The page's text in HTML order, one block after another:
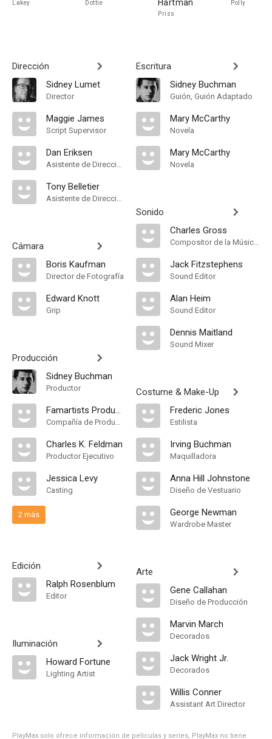
Lakey Dottie Hartman
Priss
Polly
Dirección
Sidney Lumet
Director
Maggie James
Script Supervisor
Dan Eriksen
Asistente de Dirección
Tony Belletier
Asistente de Dirección
Cámara
Boris Kaufman
Director de Fotografía
Edward Knott
Grip
Producción
Sidney Buchman
Productor
Famartists Productions S.A
Compañía de Produccion
Charles K. Feldman
Productor Ejecutivo
Jessica Levy
Casting
2 más
Edición
Ralph Rosenblum
Editor
Iluminación
Howard Fortune
Lighting Artist
Escritura
Sidney Buchman
Guión, Guión Adaptado
Mary McCarthy
Novela
Mary McCarthy
Novela
Sonido
Charles Gross
Compositor de la Música Original
Jack Fitzstephens
Sound Editor
Alan Heim
Sound Editor
Dennis Maitland
Sound Mixer
Costume & Make-Up
Frederic Jones
Estilista
Irving Buchman
Maquilladora
Anna Hill Johnstone
Diseño de Vestuario
George Newman
Wardrobe Master
Arte
Gene Callahan
Diseño de Producción
Marvin March
Decorados
Jack Wright Jr.
Decorados
Willis Conner
Assistant Art Director
PlayMax solo ofrece información de películas y series, PlayMax no tiene